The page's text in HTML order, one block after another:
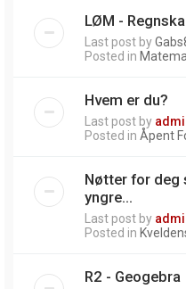
LØM -
Last post by
Posted in
Hvem er du?
Last post by
Posted in Åpent
Nøtter for deg
yngre...
Last post by
Posted in
R2 - Geogebra